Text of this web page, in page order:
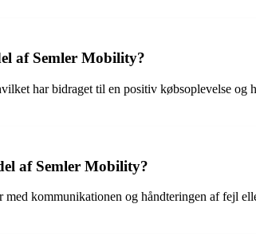
af Semler Mobility?
har bidraget til en positiv købsoplevelse og
af Semler Mobility?
kommunikationen og håndteringen af fejl